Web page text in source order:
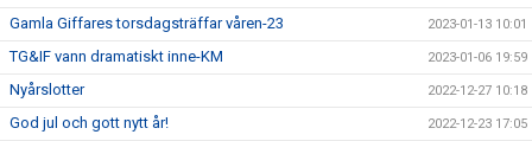
Gamla Giffares torsdagsträffar våren-23 2023-01-13 10:01
TG&IF vann dramatiskt inne-KM 2023-01-06 19:59
Nyårslotter 2022-12-27 10:18
God jul och gott nytt år! 2022-12-23 17:05